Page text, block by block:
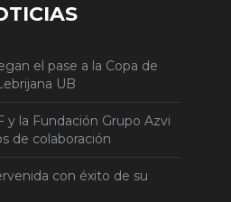
el pase a la Copa de
UB
y la Fundación Grupo Azvi
de colaboración
con éxito de su